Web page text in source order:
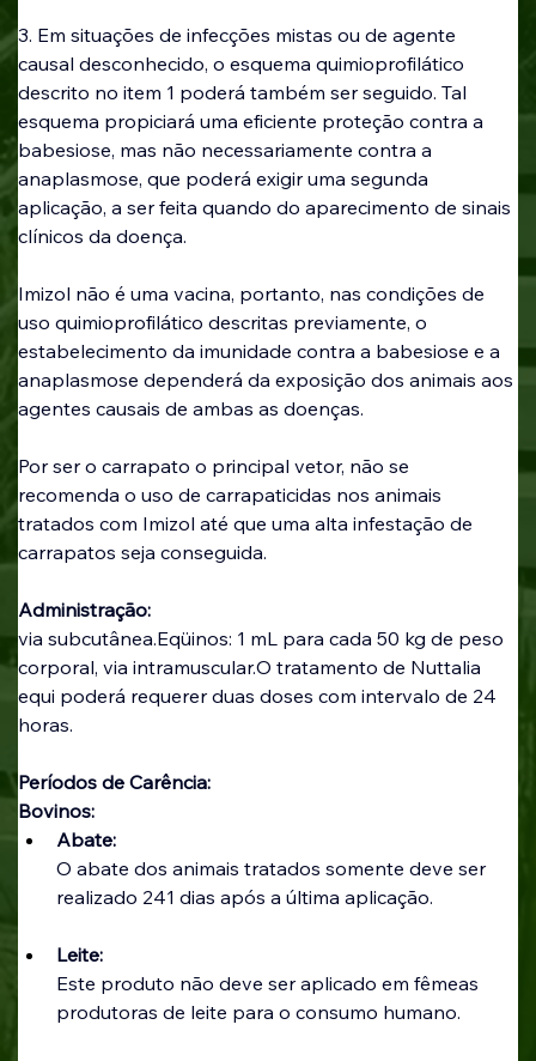
3. Em situações de infecções mistas ou de agente
causal desconhecido, o esquema quimioprofilático
descrito no item 1 poderá também ser seguido. Tal
esquema propiciará uma eficiente proteção contra a
babesiose, mas não necessariamente contra a
anaplasmose, que poderá exigir uma segunda
aplicação, a ser feita quando do aparecimento de sinais
clínicos da doença.
Imizol não é uma vacina, portanto, nas condições de
uso quimioprofilático descritas previamente, o
estabelecimento da imunidade contra a babesiose e a
anaplasmose dependerá da exposição dos animais aos
agentes causais de ambas as doenças.
Por ser o carrapato o principal vetor, não se
recomenda o uso de carrapaticidas nos animais
tratados com Imizol até que uma alta infestação de
carrapatos seja conseguida.
Administração:
via subcutânea.Eqüinos: 1 mL para cada 50 kg de peso
corporal, via intramuscular.O tratamento de Nuttalia
equi poderá requerer duas doses com intervalo de 24
horas.
Períodos de Carência:
Bovinos:
Abate:
O abate dos animais tratados somente deve ser
realizado 241 dias após a última aplicação.
Leite:
Este produto não deve ser aplicado em fêmeas
produtoras de leite para o consumo humano.